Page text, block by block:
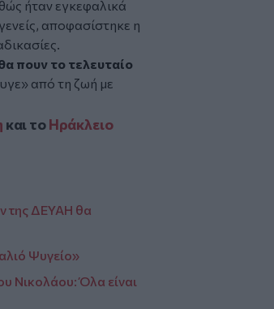
ήταν εγκεφαλικά
αποφασίστηκε η
πουν το τελευταίο
από τη ζωή με
και τοΗράκλειο
της ΔΕΥΑΗ θα
Ψυγείο»
Νικολάου: Όλα είναι